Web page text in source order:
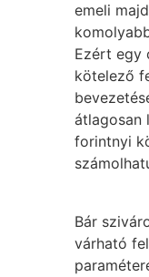
emeli
Ezért egy
kötelező
átlagosan
forintnyi
Bár
várható